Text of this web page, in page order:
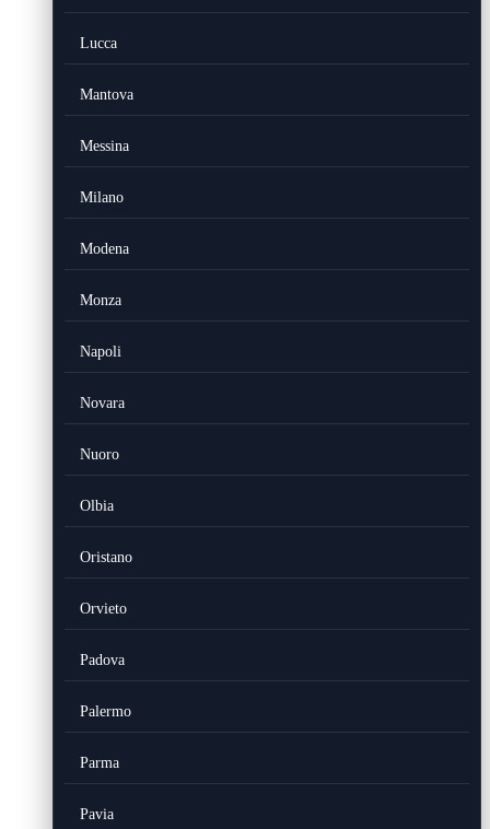
Lucca
Mantova
Messina
Milano
Modena
Monza
Napoli
Novara
Nuoro
Olbia
Oristano
Orvieto
Padova
Palermo
Parma
Pavia